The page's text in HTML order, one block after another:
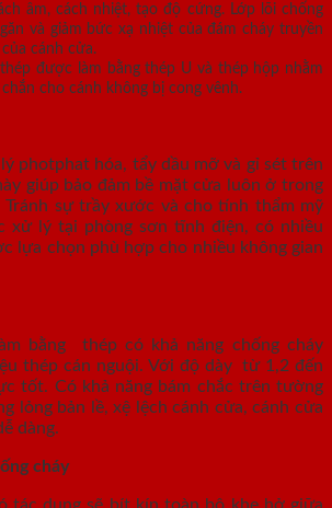
âm, cách nhiệt, tạo độ cứng. Lớp lõi chống
và giảm bức xạ nhiệt của đám cháy truyền
cánh cửa.
được làm bằng thép U và thép hộp nhằm
cho cánh không bị cong vênh.
photphat hóa, tẩy dầu mỡ và gỉ sét trên
giúp bảo đảm bề mặt cửa luôn ở trong
sự trầy xước và cho tính thẩm mỹ
xử lý tại phòng sơn tĩnh điện, có nhiều
lựa chọn phù hợp cho nhiều không gian
bằng thép có khả năng chống cháy
thép cán nguội. Với độ dày từ 1,2 đến
tốt. Có khả năng bám chắc trên tường
lỏng bản lề, xệ lệch cánh cửa, cánh cửa
dàng.
cháy